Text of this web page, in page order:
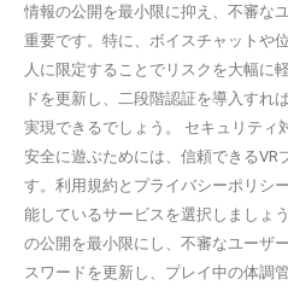
情報の公開を最小限に抑え、不審な
重要です。特に、ボイスチャットや
人に限定することでリスクを大幅に
ドを更新し、二段階認証を導入すれ
実現できるでしょう。 セキュリティ
安全に遊ぶためには、信頼できるVR
す。利用規約とプライバシーポリシ
能しているサービスを選択しましょ
の公開を最小限にし、不審なユーザ
スワードを更新し、プレイ中の体調